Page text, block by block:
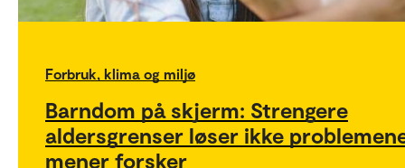
Forbruk, klima og miljø
Barndom på skjerm: Strengere
aldersgrenser løser ikke
mener forsker